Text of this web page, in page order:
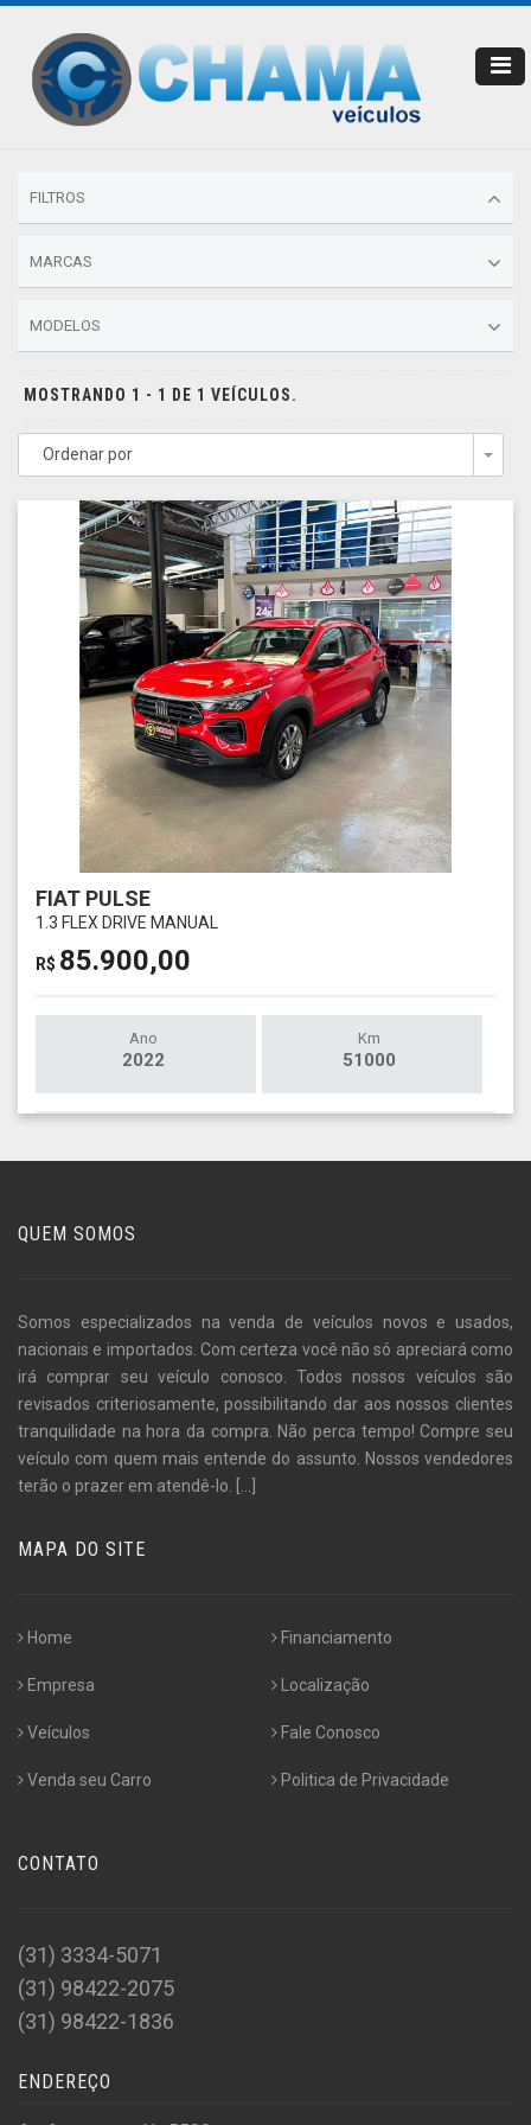
FILTROS
MARCAS
MODELOS
MOSTRANDO 1 - 1 DE 1 VEÍCULOS.
Ordenar por
FIAT PULSE
1.3 FLEX DRIVE MANUAL
R$ 85.900,00
Ano
2022
Km
51000
QUEM SOMOS
Somos especializados na venda de veículos novos e usados,
nacionais e importados. Com certeza você não só apreciará como
irá comprar seu veículo conosco. Todos nossos veículos são
revisados criteriosamente, possibilitando dar aos nossos clientes
tranquilidade na hora da compra. Não perca tempo! Compre seu
veículo com quem mais entende do assunto. Nossos vendedores
terão o prazer em atendê-lo. [...]
MAPA DO SITE
Home
Empresa
Veículos
Venda seu Carro
Financiamento
Localização
Fale Conosco
Politica de Privacidade
CONTATO
(31) 3334-5071
(31) 98422-2075
(31) 98422-1836
ENDEREÇO